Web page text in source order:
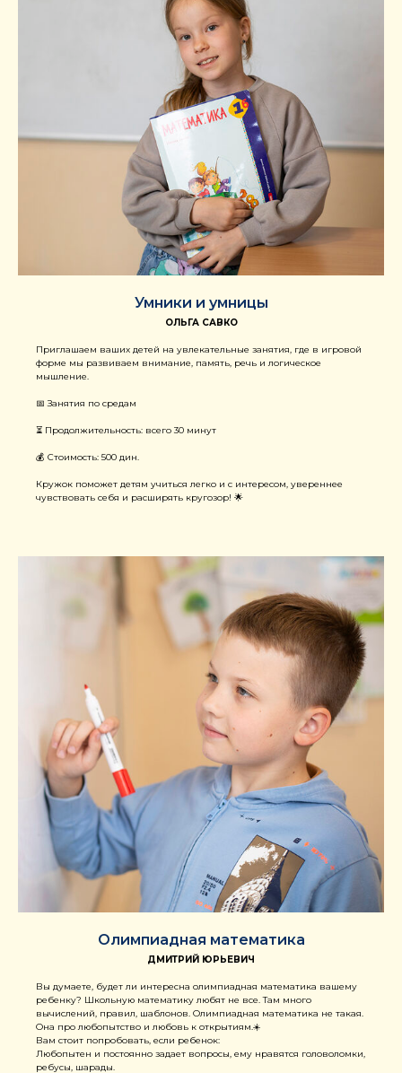
Умники и умницы
ОЛЬГА САВКО
Приглашаем ваших детей на увлекательные занятия, где в игровой
форме мы развиваем внимание, память, речь и логическое
мышление.
📅 Занятия по средам
⏳ Продолжительность: всего 30 минут
💰 Стоимость: 500 дин.
Кружок поможет детям учиться легко и с интересом, увереннее
чувствовать себя и расширять кругозор! 🌟
Олимпиадная математика
ДМИТРИЙ ЮРЬЕВИЧ
Вы думаете, будет ли интересна олимпиадная математика вашему
ребенку? Школьную математику любят не все. Там много
вычислений, правил, шаблонов. Олимпиадная математика не такая.
Она про любопытство и любовь к открытиям.☀️
Вам стоит попробовать, если ребенок:
Любопытен и постоянно задает вопросы, ему нравятся головоломки,
ребусы, шарады.